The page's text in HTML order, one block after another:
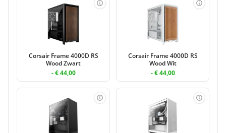
Corsair Frame 4000D RS
Wood Zwart
- € 44,00
Corsair Frame 4000D RS
Wood Wit
- € 44,00